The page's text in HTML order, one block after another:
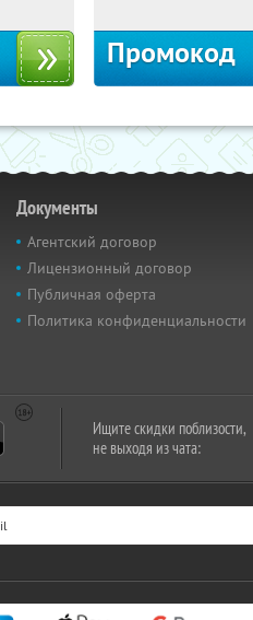
Промокод
Документы
Агентский договор
Лицензионный договор
Публичная оферта
Политика конфиденциальности
Ищите скидки поблизости,
не выходя из чата: